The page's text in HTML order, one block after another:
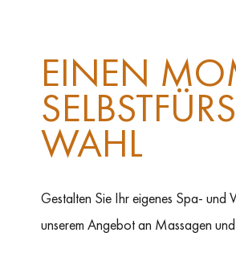
EINEN
WAHL
Gestalten Sie Ihr eigenes Spa- und
unserem Angebot an Massagen